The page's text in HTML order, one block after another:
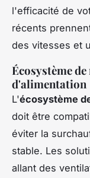
l'efficacité de
récents
des vitesses et
Écosystème
d'alimentation
L'écosystème
doit être
éviter la
stable. Les
allant des